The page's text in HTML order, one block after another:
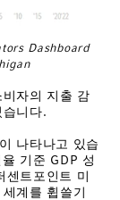
Dashboard
자의 지출 감
니다.
나타나고 있습
기준 GDP 성
센트포인트 미
계를 휩쓸기